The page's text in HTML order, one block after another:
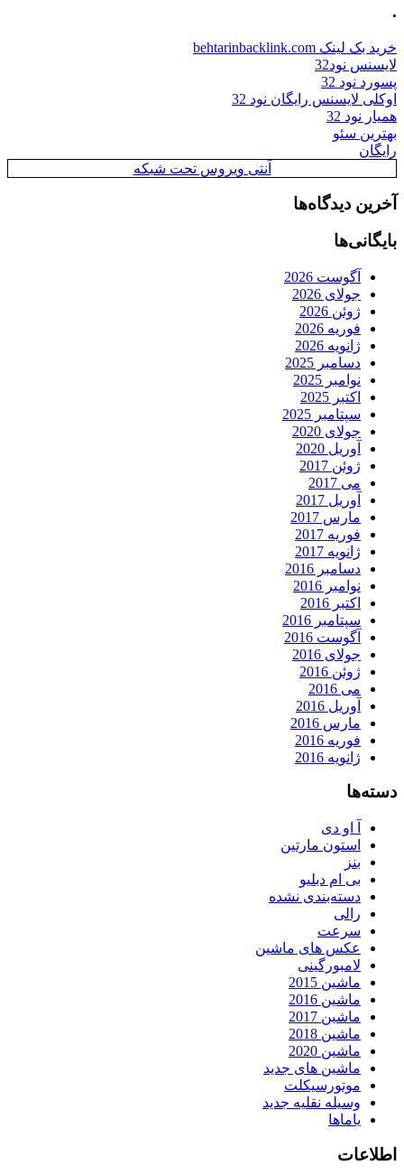
.
خرید بک لینک behtarinbacklink.com
لایسنس نود32
پسورد نود 32
اوکلی لایسنس رایگان نود 32
همیار نود 32
بهترین سئو
رایگان
آنتی ویروس تحت شبکه
آخرین دیدگاه‌ها
بایگانی‌ها
آگوست 2026
جولای 2026
ژوئن 2026
فوریه 2026
ژانویه 2026
دسامبر 2025
نوامبر 2025
اکتبر 2025
سپتامبر 2025
جولای 2020
آوریل 2020
ژوئن 2017
می 2017
آوریل 2017
مارس 2017
فوریه 2017
ژانویه 2017
دسامبر 2016
نوامبر 2016
اکتبر 2016
سپتامبر 2016
آگوست 2016
جولای 2016
ژوئن 2016
می 2016
آوریل 2016
مارس 2016
فوریه 2016
ژانویه 2016
دسته‌ها
آ او دی
استون مارتین
بنز
بی ام دبلیو
دسته‌بندی نشده
رالی
سرعت
عکس های ماشین
لامبورگینی
ماشین 2015
ماشین 2016
ماشین 2017
ماشین 2018
ماشین 2020
ماشین های جدید
موتورسیکلت
وسیله نقلیه جدید
یاماها
اطلاعات